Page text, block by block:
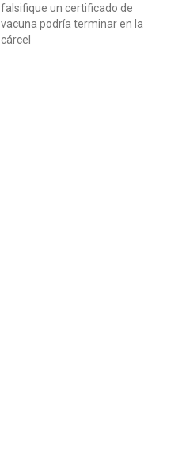
falsifique un certificado de
vacuna podría terminar en la
cárcel